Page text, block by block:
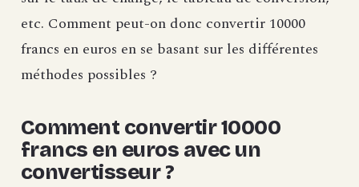
etc. Comment peut-on donc convertir 10000
francs en euros en se basant sur les différentes
méthodes possibles ?
Comment convertir 10000
francs en euros avec un
convertisseur ?